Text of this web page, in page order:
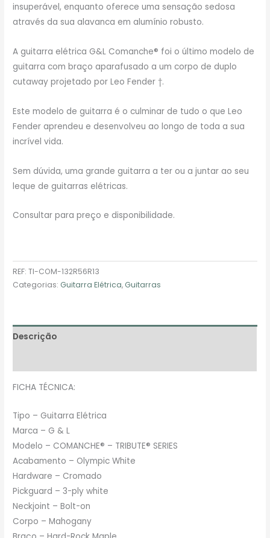
insuperável, enquanto oferece uma sensação sedosa
através da sua alavanca em alumínio robusto.
A guitarra elétrica G&L Comanche® foi o último modelo de
guitarra com braço aparafusado a um corpo de duplo
cutaway projetado por Leo Fender †.
Este modelo de guitarra é o culminar de tudo o que Leo
Fender aprendeu e desenvolveu ao longo de toda a sua
incrível vida.
Sem dúvida, uma grande guitarra a ter ou a juntar ao seu
leque de guitarras elétricas.
Consultar para preço e disponibilidade.
REF:TI-COM-132R56R13
Categorias: Guitarra Elétrica, Guitarras
Descrição
FICHA TÉCNICA:
Tipo – Guitarra Elétrica
Marca – G & L
Modelo – COMANCHE® – TRIBUTE® SERIES
Acabamento – Olympic White
Hardware – Cromado
Pickguard – 3-ply white
Neckjoint – Bolt-on
Corpo – Mahogany